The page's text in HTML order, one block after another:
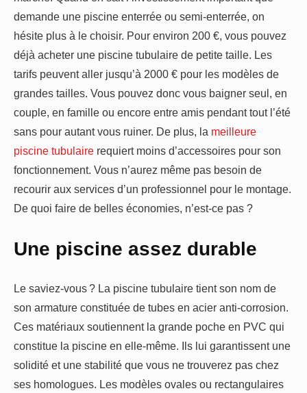
demande une piscine enterrée ou semi-enterrée, on
hésite plus à le choisir. Pour environ 200 €, vous pouvez
déjà acheter une piscine tubulaire de petite taille. Les
tarifs peuvent aller jusqu’à 2000 € pour les modèles de
grandes tailles. Vous pouvez donc vous baigner seul, en
couple, en famille ou encore entre amis pendant tout l’été
sans pour autant vous ruiner. De plus, la meilleure
piscine tubulaire requiert moins d’accessoires pour son
fonctionnement. Vous n’aurez même pas besoin de
recourir aux services d’un professionnel pour le montage.
De quoi faire de belles économies, n’est-ce pas ?
Une piscine assez durable
Le saviez-vous ? La piscine tubulaire tient son nom de
son armature constituée de tubes en acier anti-corrosion.
Ces matériaux soutiennent la grande poche en PVC qui
constitue la piscine en elle-même. Ils lui garantissent une
solidité et une stabilité que vous ne trouverez pas chez
ses homologues. Les modèles ovales ou rectangulaires